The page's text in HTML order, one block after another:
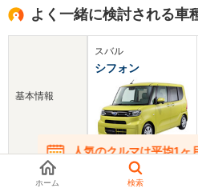
よく一緒に検討される車
基本情報
新車価格
スバル
シフォン
130.7～210.7万円
人気のクルマは平均1ヶ
在庫が無くなる前にお問い
ホーム 検索